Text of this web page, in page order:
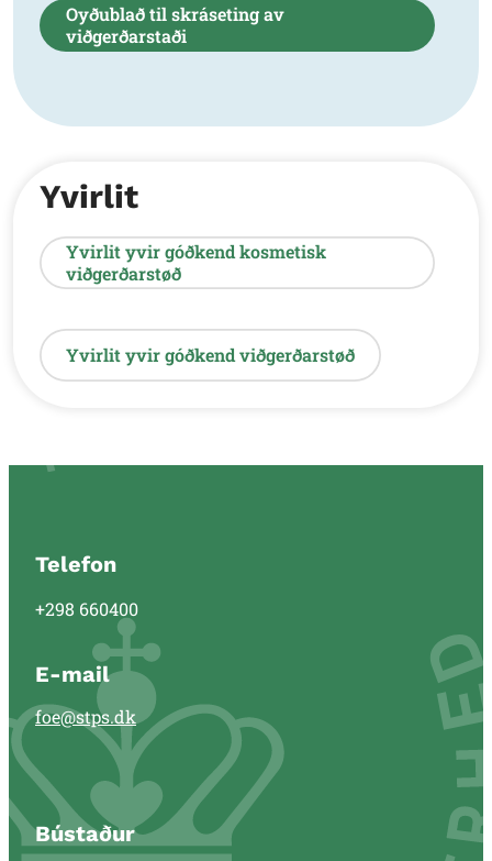
Oyðublað til skráseting av
viðgerðarstaði
Yvirlit
Yvirlit yvir góðkend kosmetisk
viðgerðarstøð
Yvirlit yvir góðkend viðgerðarstøð
Telefon
+298 660400
E-mail
foe@stps.dk
Bústaður